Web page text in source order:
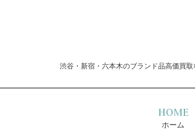
渋谷・新宿・六本木のブランド品高価買取
HOME
ホーム